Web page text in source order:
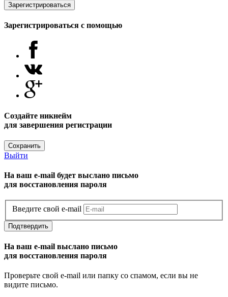
Зарегистрироваться
Зарегистрироваться с помощью
Создайте никнейм
для завершения регистрации
Сохранить
Выйти
На ваш e-mail будет выслано письмо
для восстановления пароля
Введите свой e-mail
Подтвердить
На ваш e-mail выслано письмо
для восстановления пароля
Проверьте свой e-mail или папку со спамом, если вы не
видите письмо.